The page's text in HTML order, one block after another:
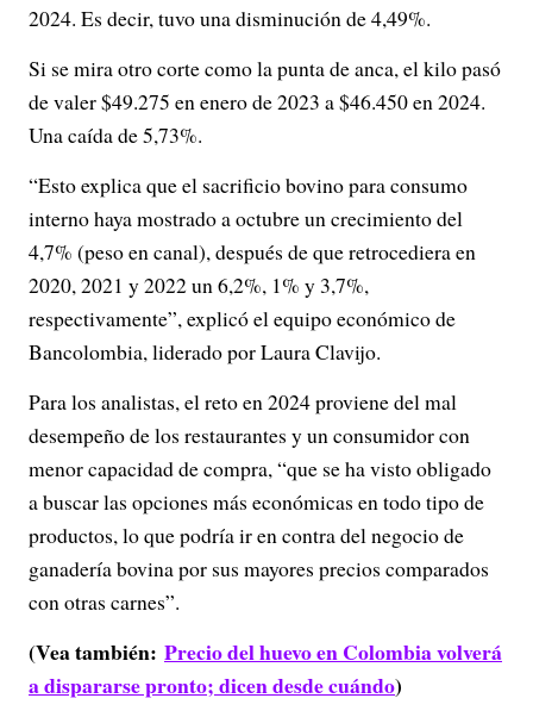
2024. Es decir, tuvo una disminución de 4,49%.
Si se mira otro corte como la punta de anca, el kilo pasó
de valer $49.275 en enero de 2023 a $46.450 en 2024.
Una caída de 5,73%.
“Esto explica que el sacrificio bovino para consumo
interno haya mostrado a octubre un crecimiento del
4,7% (peso en canal), después de que retrocediera en
2020, 2021 y 2022 un 6,2%, 1% y 3,7%,
respectivamente”, explicó el equipo económico de
Bancolombia, liderado por Laura Clavijo.
Para los analistas, el reto en 2024 proviene del mal
desempeño de los restaurantes y un consumidor con
menor capacidad de compra, “que se ha visto obligado
a buscar las opciones más económicas en todo tipo de
productos, lo que podría ir en contra del negocio de
ganadería bovina por sus mayores precios comparados
con otras carnes”.
(Vea también: Precio del huevo en Colombia volverá
a dispararse pronto; dicen desde cuándo)